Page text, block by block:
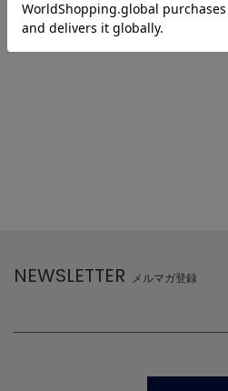
1
NEWSLETTER メルマガ登録